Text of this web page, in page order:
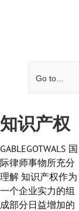
Go to...
知识产权
GABLEGOTWALS 国
际律师事物所充分
理解 知识产权作为
一个企业实力的组
成部分日益增加的